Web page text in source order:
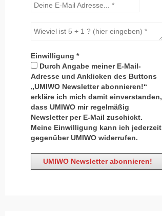
Einwilligung *
Durch Angabe meiner E-Mail-
Adresse und Anklicken des Buttons
„UMIWO Newsletter abonnieren!“
erkläre ich mich damit einverstanden,
dass UMIWO mir regelmäßig
Newsletter per E-Mail zuschickt.
Meine Einwilligung kann ich jederzeit
gegenüber UMIWO widerrufen.